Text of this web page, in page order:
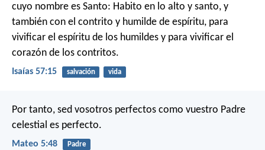
cuyo nombre es Santo: Habito en lo alto y santo, y
también con el contrito y humilde de espíritu, para
vivificar el espíritu de los humildes y para vivificar el
corazón de los contritos.
Isaías 57:15 salvación vida
Por tanto, sed vosotros perfectos como vuestro Padre
celestial es perfecto.
Mateo 5:48 Padre